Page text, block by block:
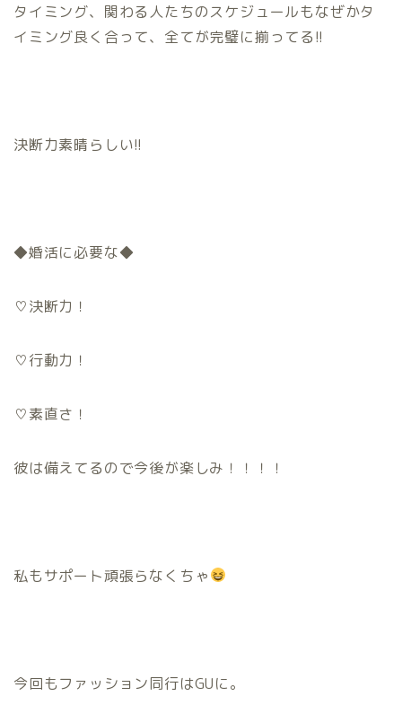
タイミング、関わる人たちのスケジュールもなぜかタ
イミング良く合って、全てが完璧に揃ってる!!
決断力素晴らしい!!
◆婚活に必要な◆
♡決断力！
♡行動力！
♡素直さ！
彼は備えてるので今後が楽しみ！！！！
私もサポート頑張らなくちゃ
今回もファッション同行はGUに。